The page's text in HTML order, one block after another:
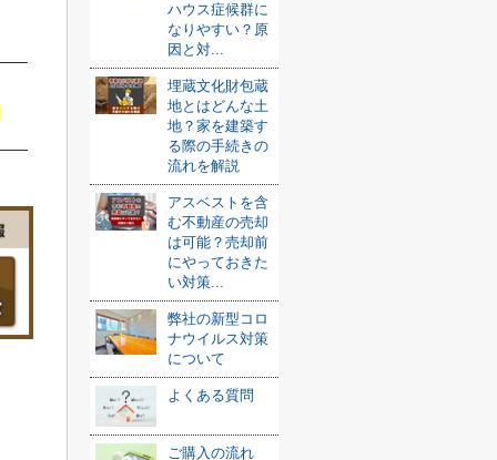
ハウス症候群に
なりやすい？原
因と対...
埋蔵文化財包蔵
地とはどんな土
地？家を建築す
る際の手続きの
流れを解説
アスベストを含
む不動産の売却
は可能？売却前
にやっておきた
い対策...
弊社の新型コロ
ナウイルス対策
について
よくある質問
ご購入の流れ